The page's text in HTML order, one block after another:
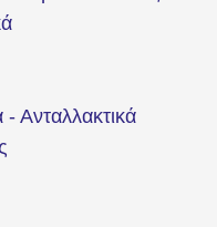
Ανταλλακτικά